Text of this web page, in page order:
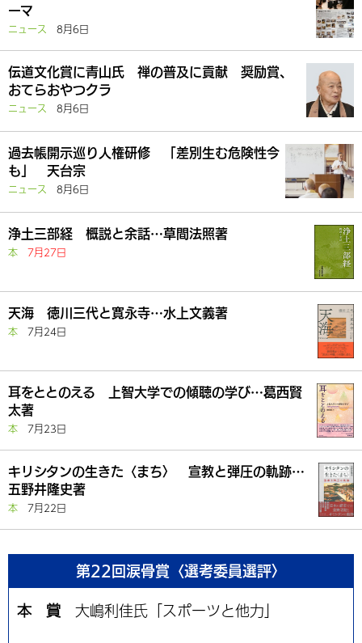
ーマ
ニュース 8月6日
伝道文化賞に青山氏 禅の普及に貢献 奨励賞、
おてらおやつクラ
ニュース 8月6日
過去帳開示巡り人権研修 「差別生む危険性今
も」 天台宗
ニュース 8月6日
浄土三部経 概説と余話…草間法照著
本 7月27日
天海 徳川三代と寛永寺…水上文義著
本 7月24日
耳をととのえる 上智大学での傾聴の学び…葛西賢
太著
本 7月23日
キリシタンの生きた〈まち〉 宣教と弾圧の軌跡…
五野井隆史著
本 7月22日
第22回涙骨賞〈選考委員選評〉
本 賞 大嶋利佳氏「スポーツと他力」